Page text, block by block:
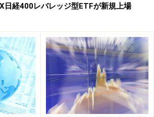
多くの投資信託や株式は月々１万円
とができるのに対し、ETFの積立が
日経400レバレッジ型ETFが新規上場